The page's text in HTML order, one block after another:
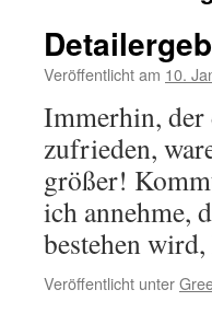
Veröffentlicht am 10.
Immerhin,
zufrieden,
größer!
ich annehme,
bestehen
Veröffentlicht unter